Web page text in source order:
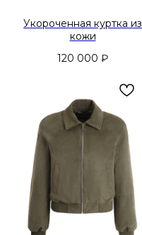
Укороченная куртка из
кожи
120 000 ₽